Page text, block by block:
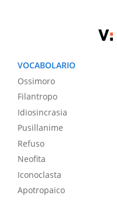
VOCABOLARIO
Ossimoro
Filantropo
Idiosincrasia
Pusillanime
Refuso
Neofita
Iconoclasta
Apotropaico